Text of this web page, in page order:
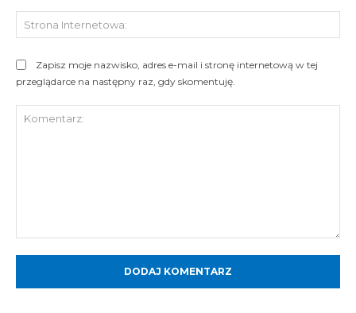
Zapisz moje nazwisko, adres e-mail i stronę internetową w tej
przeglądarce na następny raz, gdy skomentuję.